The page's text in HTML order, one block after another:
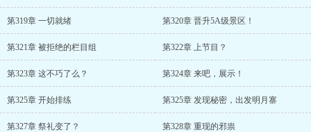
第319章 一切就绪 第320章 晋升5A级景区！
第321章 被拒绝的栏目组 第322章 上节目？
第323章 这不巧了么？ 第324章 来吧，展示！
第325章 开始排练 第325章 发现秘密，出发明月寨
第327章 祭礼变了？ 第328章 重现的邪祟